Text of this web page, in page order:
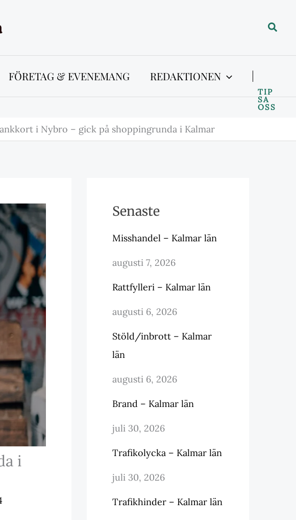
Sök
FÖRETAG & EVENEMANG REDAKTIONEN
TIP
SA
OSS
i Nybro – gick på shoppingrunda i Kalmar
i
Senaste
Misshandel – Kalmar län
augusti 7, 2026
Rattfylleri – Kalmar län
augusti 6, 2026
Stöld/inbrott – Kalmar
län
augusti 6, 2026
Brand – Kalmar län
juli 30, 2026
Trafikolycka – Kalmar län
juli 30, 2026
Trafikhinder – Kalmar län